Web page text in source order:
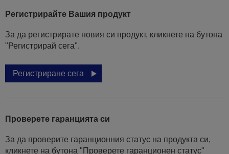
Регистрирайте Вашия продукт
За да регистрирате новия си продукт, кликнете на бутона
"Регистрирай сега".
Регистриране сега
Проверете гаранцията си
За да проверите гаранционния статус на продукта си,
кликнете на бутона "Проверете гаранционен статус"